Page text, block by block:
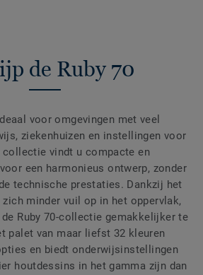
de Ruby 70
voor omgevingen met veel
ziekenhuizen en instellingen voor
collectie vindt u compacte en
een harmonieus ontwerp, zonder
technische prestaties. Dankzij het
minder vuil op in het oppervlak,
Ruby 70-collectie gemakkelijker te
palet van maar liefst 32 kleuren
en biedt onderwijsinstellingen
houtdessins in het gamma zijn dan